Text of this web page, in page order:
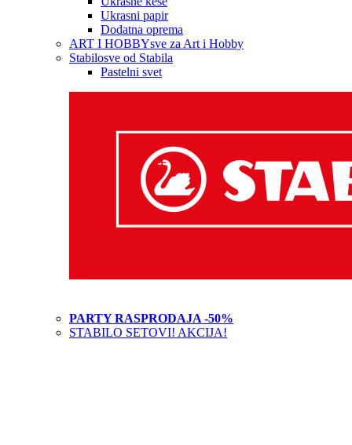
Ukrasni papir
Dodatna oprema
ART I HOBBYsve za Art i Hobby
Stabilosve od Stabila
Pastelni svet
PARTY RASPRODAJA -50%
STABILO SETOVI! AKCIJA!